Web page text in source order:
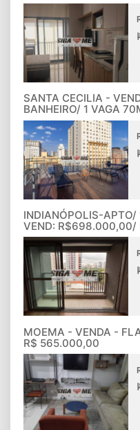
SANTA CECILIA -
BANHEIRO/ 1 VAGA
INDIANÓPOLIS-
VEND: R$698.000,00/
MOEMA - VENDA -
R$ 565.000,00